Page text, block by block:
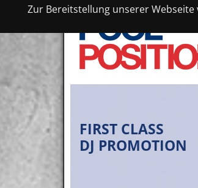
Zur Bereitstellung unserer
FIRST CLASS
DJ PROMOTION